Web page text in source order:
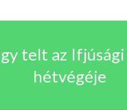
telt az
hétvégéje